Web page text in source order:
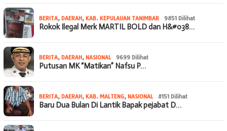
BERITA, DAERAH, KAB. KEPULAUAN TANIMBAR 9851 Dilihat
Rokok Ilegal Merk MARTIL BOLD dan H&#038…
BERITA, DAERAH, NASIONAL 9699 Dilihat
Putusan MK “Matikan” Nafsu P…
BERITA, DAERAH, KAB. MALTENG, NASIONAL 8151 Dilihat
Baru Dua Bulan Di Lantik Bapak pejabat D…